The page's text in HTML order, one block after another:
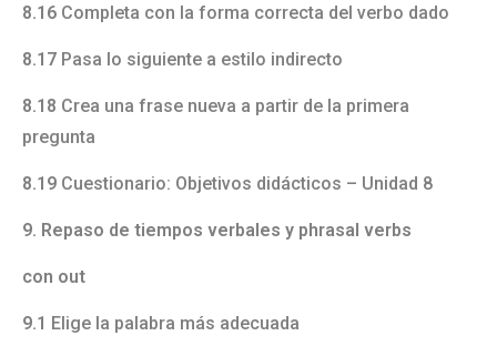
8.16 Completa con la forma correcta del verbo dado
8.17 Pasa lo siguiente a estilo indirecto
8.18 Crea una frase nueva a partir de la primera
pregunta
8.19 Cuestionario: Objetivos didácticos – Unidad 8
9. Repaso de tiempos verbales y phrasal verbs
con out
9.1 Elige la palabra más adecuada